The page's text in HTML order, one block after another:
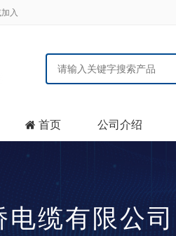
入
 首页 公司介绍
缆有限公司